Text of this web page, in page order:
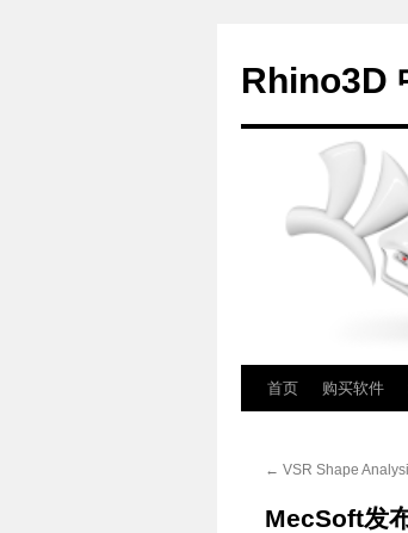
Rhino3D
首页 购买软件
← VSR Shape
MecSoft发